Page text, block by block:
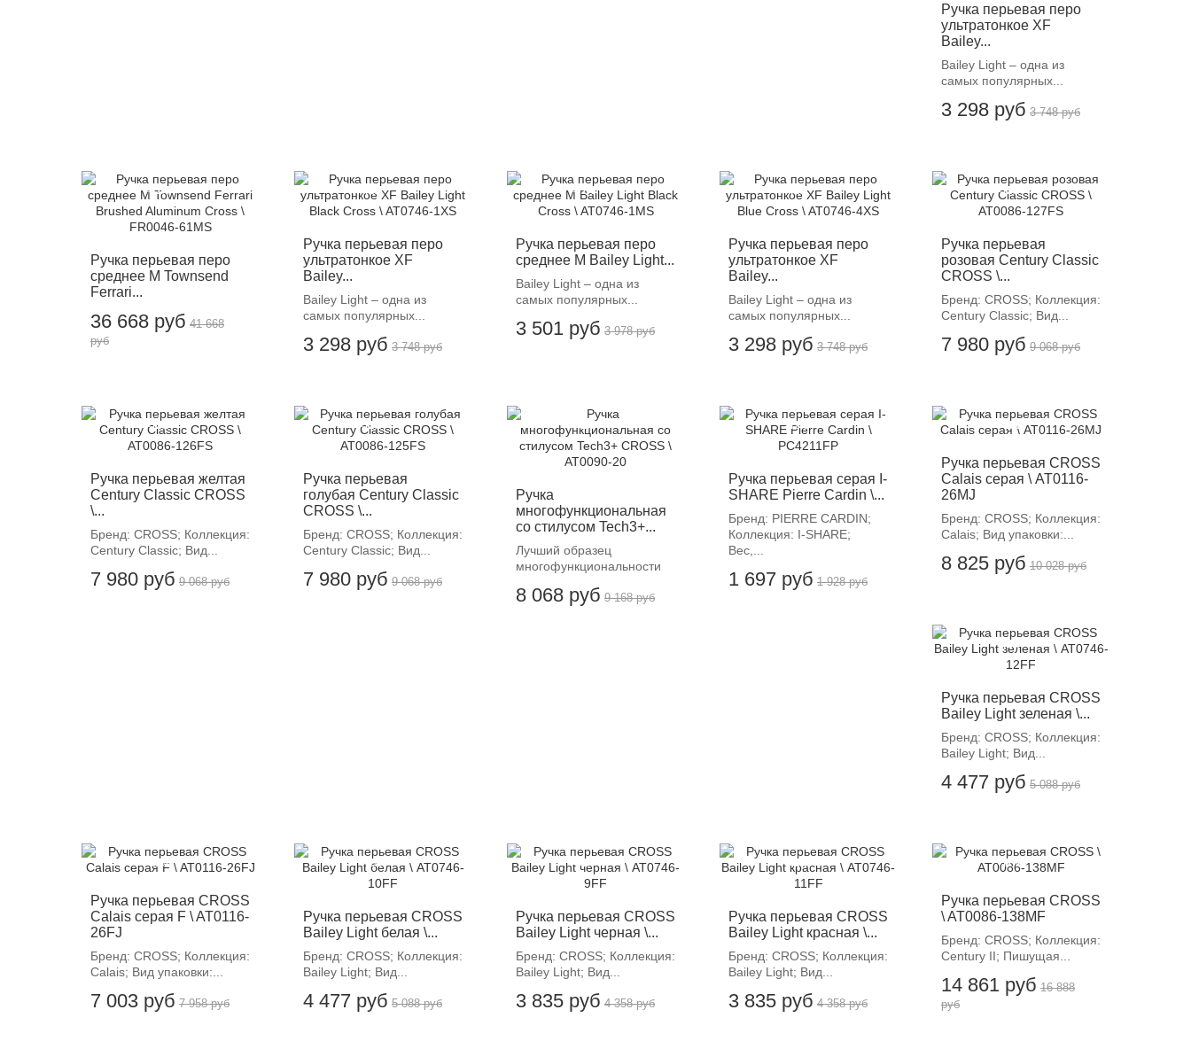
Ручка перьевая перо
ультратонкое XF
Bailey...
Bailey Light – одна из
самых популярных...
3 298 руб 3 748 руб
Ручка перьевая перо
среднее M Townsend
Ferrari...
36 668 руб
-12%
41 668
руб
Ручка перьевая перо
ультратонкое XF
Bailey...
Bailey Light – одна из
самых популярных...
3 298 руб
-12%
3 748 руб
Ручка перьевая перо
среднее M Bailey Light...
Bailey Light – одна из
самых популярных...
3 501 руб
-12%
3 978 руб
Ручка перьевая перо
ультратонкое XF
Bailey...
Bailey Light – одна из
самых популярных...
3 298 руб
-12%
3 748 руб
Ручка перьевая
розовая Century Classic
CROSS \...
Бренд: CROSS; Коллекция:
Century Classic; Вид...
7 980 руб
-12%
9 068 руб
Ручка перьевая желтая
Century Classic CROSS
\...
Бренд: CROSS; Коллекция:
Century Classic; Вид...
7 980 руб
-12%
9 068 руб
Ручка перьевая
голубая Century Classic
CROSS \...
Бренд: CROSS; Коллекция:
Century Classic; Вид...
7 980 руб
-12%
9 068 руб
Ручка
многофункциональная
со стилусом Tech3+...
Лучший образец
многофункциональности
8 068 руб 9 168 руб
Ручка перьевая серая I-
SHARE Pierre Cardin \...
Бренд: PIERRE CARDIN;
Коллекция: I-SHARE;
Вес,...
1 697 руб
-12%
1 928 руб
Ручка перьевая CROSS
Calais серая \ AT0116-
26MJ
Бренд: CROSS; Коллекция:
Calais; Вид упаковки:...
8 825 руб
-12%
10 028 руб
Ручка перьевая CROSS
Bailey Light зеленая \...
Бренд: CROSS; Коллекция:
Bailey Light; Вид...
4 477 руб
-12%
5 088 руб
Ручка перьевая CROSS
Calais серая F \ AT0116-
26FJ
Бренд: CROSS; Коллекция:
Calais; Вид упаковки:...
7 003 руб
-12%
7 958 руб
Ручка перьевая CROSS
Bailey Light белая \...
Бренд: CROSS; Коллекция:
Bailey Light; Вид...
4 477 руб
-12%
5 088 руб
Ручка перьевая CROSS
Bailey Light черная \...
Бренд: CROSS; Коллекция:
Bailey Light; Вид...
3 835 руб
-12%
4 358 руб
Ручка перьевая CROSS
Bailey Light красная \...
Бренд: CROSS; Коллекция:
Bailey Light; Вид...
3 835 руб
-12%
4 358 руб
Ручка перьевая CROSS
\ AT0086-138MF
Бренд: CROSS; Коллекция:
Century II; Пишущая...
14 861 руб
-12%
16 888
руб